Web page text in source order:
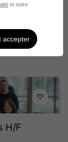
il y a 13 jours
H/F
et notre
accepter